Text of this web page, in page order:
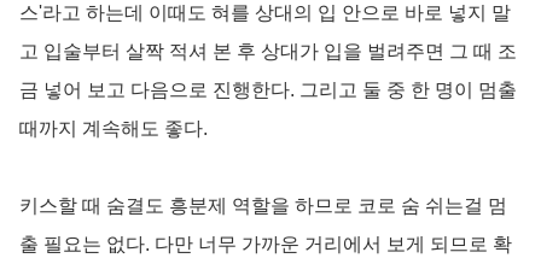
스'라고 하는데 이때도 혀를 상대의 입 안으로 바로 넣지 말
고 입술부터 살짝 적셔 본 후 상대가 입을 벌려주면 그 때 조
금 넣어 보고 다음으로 진행한다. 그리고 둘 중 한 명이 멈출
때까지 계속해도 좋다.
키스할 때 숨결도 흥분제 역할을 하므로 코로 숨 쉬는걸 멈
출 필요는 없다. 다만 너무 가까운 거리에서 보게 되므로 확